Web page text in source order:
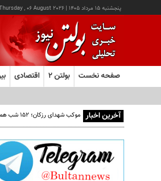
پنجشنبه ۱۵ مرداد ۱۴۰۵ |
, 06 August 2026
صفحه نخست بولتن ۲ اقتصادی
آخرین اخبار موکب شهدای رزکان؛ ۱۵۲ شب همدلی، خدمت و میزبانی از مردم ولایت‌مدار شهریار